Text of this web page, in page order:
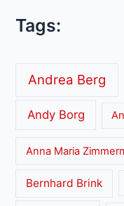
Tags:
Andrea Berg
Andy Borg
Anna Maria
Bernhard Brink